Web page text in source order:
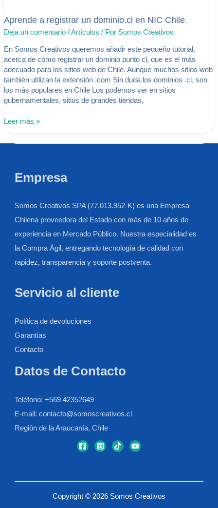
Aprende a registrar un dominio.cl en NIC Chile.
Deja un comentario /Artículos / Por Somos Creativos
En Somos Creativos queremos añadir este pequeño tutorial,
acerca de cómo registrar un dominio punto cl, que es el más
adecuado para los sitios web de Chile. Aunque muchos sitios web
también utilizan la extensión .com Sin duda los dominios .cl, son
los más populares en Chile Los podemos ver en sitios
gubernamentales, sitios de grandes tiendas,
Leer más »
Empresa
Somos Creativos SPA (77.013.952-K) es una Empresa
Chilena proveedora del Estado con más de 10 años de
experiencia en Mercado Público. Nuestra especialidad es
la Compra Ágil, entregando tecnología de calidad con
rapidez, transparencia y soporte postventa.
Servicio al cliente
Política de devoluciones
Garantías
Contacto
Datos de Contacto
Teléfono: +569 42352649
E-mail: contacto@somoscreativos.cl
Región de la Araucanía, Chile
Copyright © 2026 Somos Creativos